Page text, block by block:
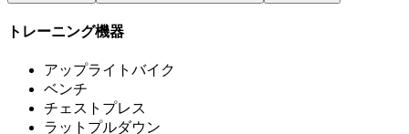
トレーニング機器
アップライトバイク
ベンチ
チェストプレス
ラットプルダウン